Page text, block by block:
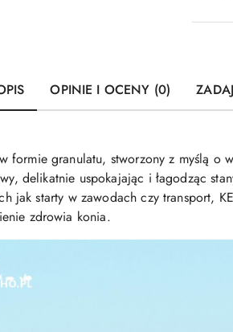
OPINIE I OCENY (0)
formie granulatu, stworzony z myślą o
delikatnie uspokajając i łagodząc
jak starty w zawodach czy transport,
zdrowia konia.